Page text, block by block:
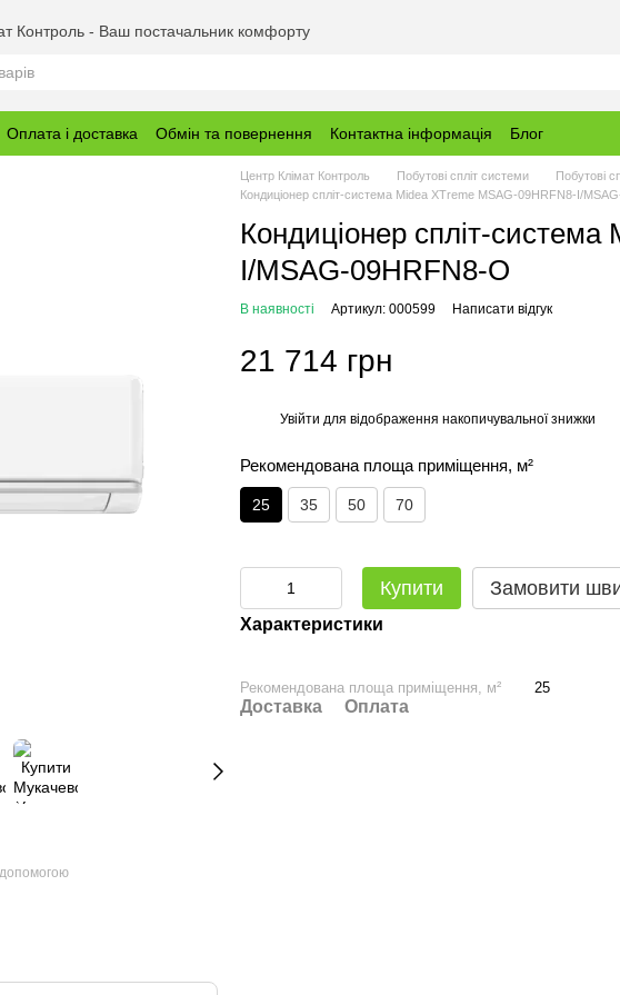
Контроль - Ваш постачальник комфорту
Оплата і доставка Обмін та повернення Контактна інформація Блог
Центр Клімат Контроль Побутові спліт системи
Побутові
Кондиціонер спліт-система Midea XTreme MSAG-09HRFN8-I/
Кондиціонер спліт-
I/MSAG-09HRFN8-O
В наявності Артикул: 000599 Написати відгук
21 714 грн
Увійти для відображення накопичувальної знижки
Рекомендована площа приміщення, м²
25 35 50 70
Купити Замовити
Характеристики
Рекомендована площа приміщення, м² 25
Доставка Оплата